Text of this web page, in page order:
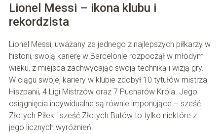
Lionel Messi – ikona klubu i
rekordzista
Lionel Messi, uważany za jednego z najlepszych piłkarzy w
historii, swoją karierę w Barcelonie rozpoczął w młodym
wieku, z miejsca zachwycając swoją techniką i wizją gry.
W ciągu swojej kariery w klubie zdobył 10 tytułów mistrza
Hiszpanii, 4 Ligi Mistrzów oraz 7 Pucharów Króla. Jego
osiągnięcia indywidualne są równie imponujące – sześć
Złotych Piłek i sześć Złotych Butów to tylko niektóre z
jego licznych wyróżnień.